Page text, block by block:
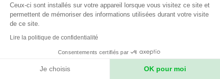
Phone: +33 (0)4 78 37 88 88
contact@secret-planet.com
Ceux-ci sont installés sur votre appareil lorsque vous visitez ce site et
permettent de mémoriser des informations utilisées durant votre visite
de ce site.
Lire la politique de confidentialité
Consentements certifiés par
Je choisis OK pour moi